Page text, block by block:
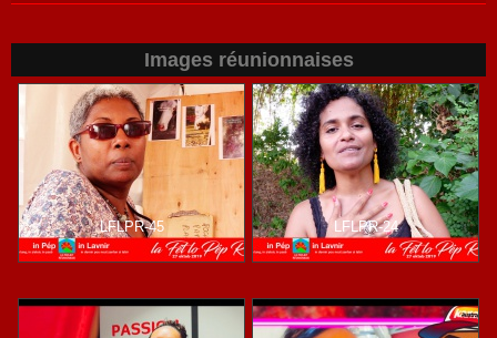
Images réunionnaises
LFLPR-45 LFLPR-24